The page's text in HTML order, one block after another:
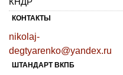
КОНТАКТЫ
nikolaj-
degtyarenko@yandex.ru
ШТАНДАРТ ВКПБ